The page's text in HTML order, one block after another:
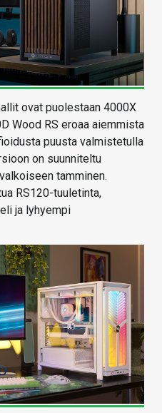
ovat puolestaan 4000X
Wood RS eroaa aiemmista
puusta valmistetulla
on suunniteltu
tamminen.
RS120-tuuletinta,
ja lyhyempi